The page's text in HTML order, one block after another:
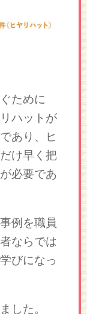
ために
ハットが
あり、ヒ
け早く把
必要であ
例を職員
ならでは
びになっ
した。